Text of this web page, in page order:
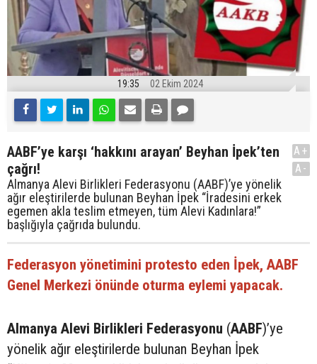
19:35 02 Ekim 2024
AABF’ye karşı ‘hakkını arayan’ Beyhan İpek’ten
çağrı!
Almanya Alevi Birlikleri Federasyonu (AABF)’ye yönelik
ağır eleştirilerde bulunan Beyhan İpek “İradesini erkek
egemen akla teslim etmeyen, tüm Alevi Kadınlara!”
başlığıyla çağrıda bulundu.
A+
A-
Federasyon yönetimini protesto eden İpek, AABF
Genel Merkezi önünde oturma eylemi yapacak.
Almanya Alevi Birlikleri Federasyonu (AABF)’ye
yönelik ağır eleştirilerde bulunan Beyhan İpek